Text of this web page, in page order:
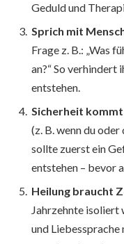
Geduld und
Sprich mit
Frage z. B.: „Was
an?“ So verhindert
entstehen.
Sicherheit
(z. B. wenn du
sollte zuerst ein
entstehen – bevor
Heilung braucht
Jahrzehnte isoliert
und Liebessprache